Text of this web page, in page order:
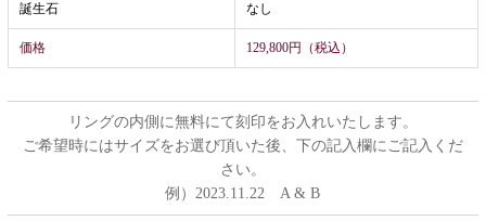
誕生石 なし
価格 129,800円（税込）
リングの内側に無料にて刻印をお入れいたします。
ご希望時にはサイズをお選び頂いた後、下の記入欄にご記入くだ
さい。
例）2023.11.22 A & B